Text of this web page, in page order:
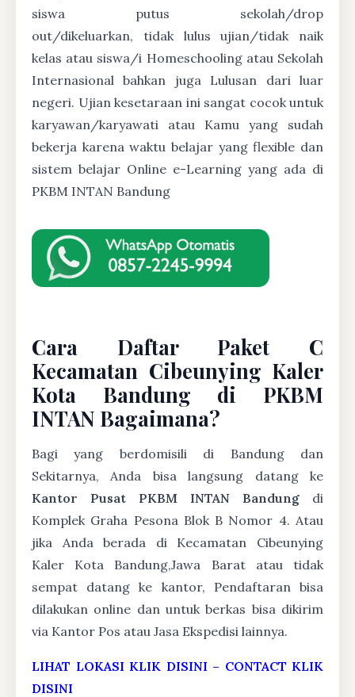
siswa putus sekolah/drop
out/dikeluarkan, tidak lulus ujian/tidak naik
kelas atau siswa/i Homeschooling atau Sekolah
Internasional bahkan juga Lulusan dari luar
negeri. Ujian kesetaraan ini sangat cocok untuk
karyawan/karyawati atau Kamu yang sudah
bekerja karena waktu belajar yang flexible dan
sistem belajar Online e-Learning yang ada di
PKBM INTAN Bandung
Cara Daftar Paket C
Kecamatan Cibeunying Kaler
Kota Bandung di PKBM
INTAN Bagaimana?
Bagi yang berdomisili di Bandung dan
Sekitarnya, Anda bisa langsung datang ke
Kantor Pusat PKBM INTAN Bandung di
Komplek Graha Pesona Blok B Nomor 4. Atau
jika Anda berada di Kecamatan Cibeunying
Kaler Kota Bandung,Jawa Barat atau tidak
sempat datang ke kantor, Pendaftaran bisa
dilakukan online dan untuk berkas bisa dikirim
via Kantor Pos atau Jasa Ekspedisi lainnya.
LIHAT LOKASI KLIK DISINI – CONTACT KLIK
DISINI